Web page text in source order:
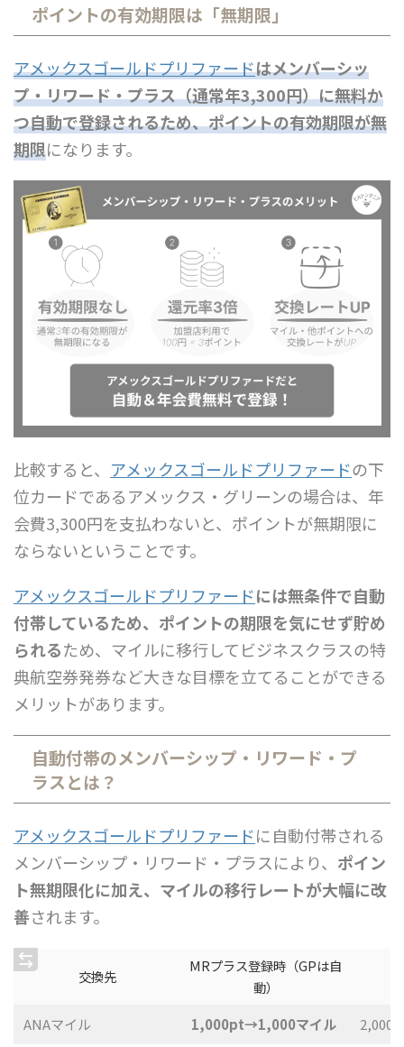
ポイントの有効期限は「無期限」
アメックスゴールドプリファードはメンバーシッ
プ・リワード・プラス（通常年3,300円）に無料か
つ自動で登録されるため、ポイントの有効期限が無
期限になります。
比較すると、 アメックスゴールドプリファードの下
位カードであるアメックス・グリーンの場合は、年
会費3,300円を支払わないと、ポイントが無期限に
ならないということです。
アメックスゴールドプリファードには無条件で自動
付帯しているため、ポイントの期限を気にせず貯め
られるため、マイルに移行してビジネスクラスの特
典航空券発券など大きな目標を立てることができる
メリットがあります。
自動付帯のメンバーシップ・リワード・プ
ラスとは？
アメックスゴールドプリファードに自動付帯される
メンバーシップ・リワード・プラスにより、 ポイン
ト無期限化に加え、マイルの移行レートが大幅に改
善されます。
交換先
MRプラス登録時（GPは自
動）
ANAマイル
1,000pt→1,000マイル